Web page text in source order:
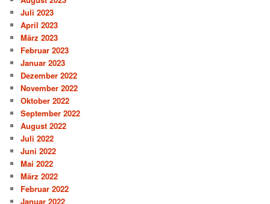
Juli 2023
April 2023
März 2023
Februar 2023
Januar 2023
Dezember 2022
November 2022
Oktober 2022
September 2022
August 2022
Juli 2022
Juni 2022
Mai 2022
März 2022
Februar 2022
Januar 2022